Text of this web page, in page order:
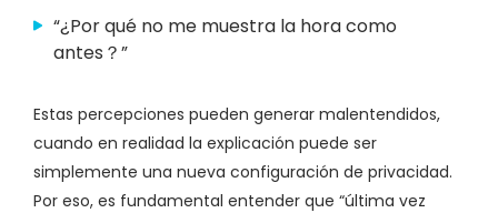
“¿Por qué no me muestra la hora como
antes？”
Estas percepciones pueden generar malentendidos,
cuando en realidad la explicación puede ser
simplemente una nueva configuración de privacidad.
Por eso, es fundamental entender que “última vez